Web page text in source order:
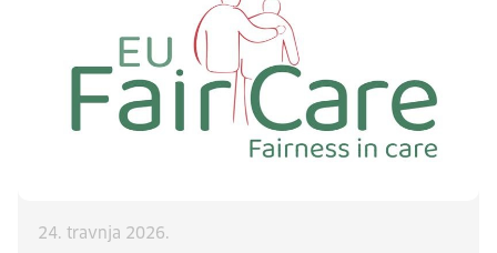
24. travnja 2026.